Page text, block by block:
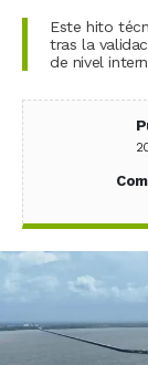
Este hito
tras la
de nivel